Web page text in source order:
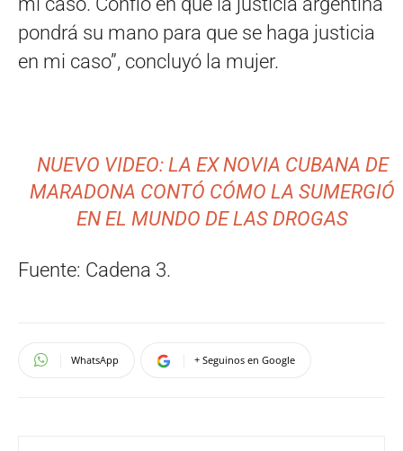
pondrá su mano para que se haga justicia
en mi caso”, concluyó la mujer.
NUEVO VIDEO: LA EX NOVIA CUBANA DE
MARADONA CONTÓ CÓMO LA SUMERGIÓ
EN EL MUNDO DE LAS DROGAS
Fuente: Cadena 3.
WhatsApp + Seguinos en Google